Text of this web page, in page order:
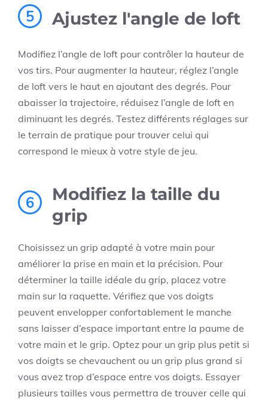
5 Ajustez l'angle de loft
Modifiez l’angle de loft pour contrôler la hauteur de
vos tirs. Pour augmenter la hauteur, réglez l’angle
de loft vers le haut en ajoutant des degrés. Pour
abaisser la trajectoire, réduisez l’angle de loft en
diminuant les degrés. Testez différents réglages sur
le terrain de pratique pour trouver celui qui
correspond le mieux à votre style de jeu.
6
Modifiez la taille du
grip
Choisissez un grip adapté à votre main pour
améliorer la prise en main et la précision. Pour
déterminer la taille idéale du grip, placez votre
main sur la raquette. Vérifiez que vos doigts
peuvent envelopper confortablement le manche
sans laisser d’espace important entre la paume de
votre main et le grip. Optez pour un grip plus petit si
vos doigts se chevauchent ou un grip plus grand si
vous avez trop d’espace entre vos doigts. Essayer
plusieurs tailles vous permettra de trouver celle qui